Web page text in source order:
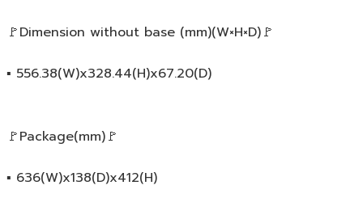
🚩Dimension without base (mm)(W×H×D)🚩
▪️ 556.38(W)x328.44(H)x67.20(D)
🚩Package(mm)🚩
▪️ 636(W)x138(D)x412(H)